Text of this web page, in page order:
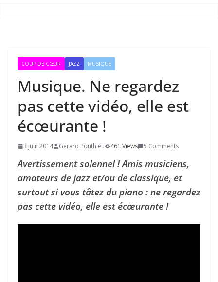
COUP DE CŒUR JAZZ MUSIQUE
Musique. Ne regardez
pas cette vidéo, elle est
écœurante !
3 juin 2014 Gerard Ponthieu 461 Views 5 Comments
Avertissement solennel ! Amis musiciens,
amateurs de jazz et/ou de classique, et
surtout si vous tâtez du piano : ne regardez
pas cette vidéo, elle est écœurante !